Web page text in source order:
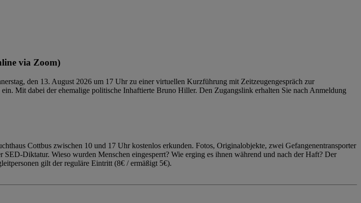
via Zoom)
den 13. August 2026 um 17 Uhr zu einer virtuellen Kurzführung mit Zeitzeugengespräch zur
Mit dabei der ehemalige politische Inhaftierte Bruno Hiller. Den Zugangslink erhalten Sie nach Anmeldung
Cottbus zwischen 10 und 17 Uhr kostenlos erkunden. Fotos, Originalobjekte, zwei Gefangenentransporter
Diktatur. Wieso wurden Menschen eingesperrt? Wie erging es ihnen während und nach der Haft? Der
gilt der reguläre Eintritt (8€ / ermäßigt 5€).